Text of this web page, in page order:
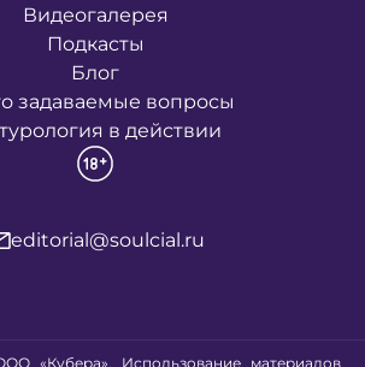
Видеогалерея
Подкасты
Блог
задаваемые вопросы
в действии
editorial@soulcial.ru
«Кубера». Использование материалов